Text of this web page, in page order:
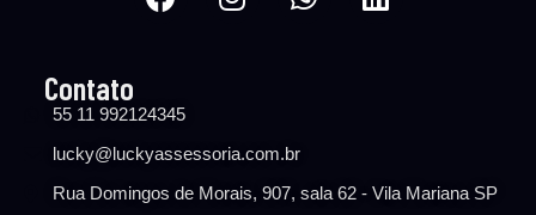
Contato
55 11 992124345
lucky@luckyassessoria.com.br
Rua Domingos de Morais, 907, sala 62 - Vila Mariana SP